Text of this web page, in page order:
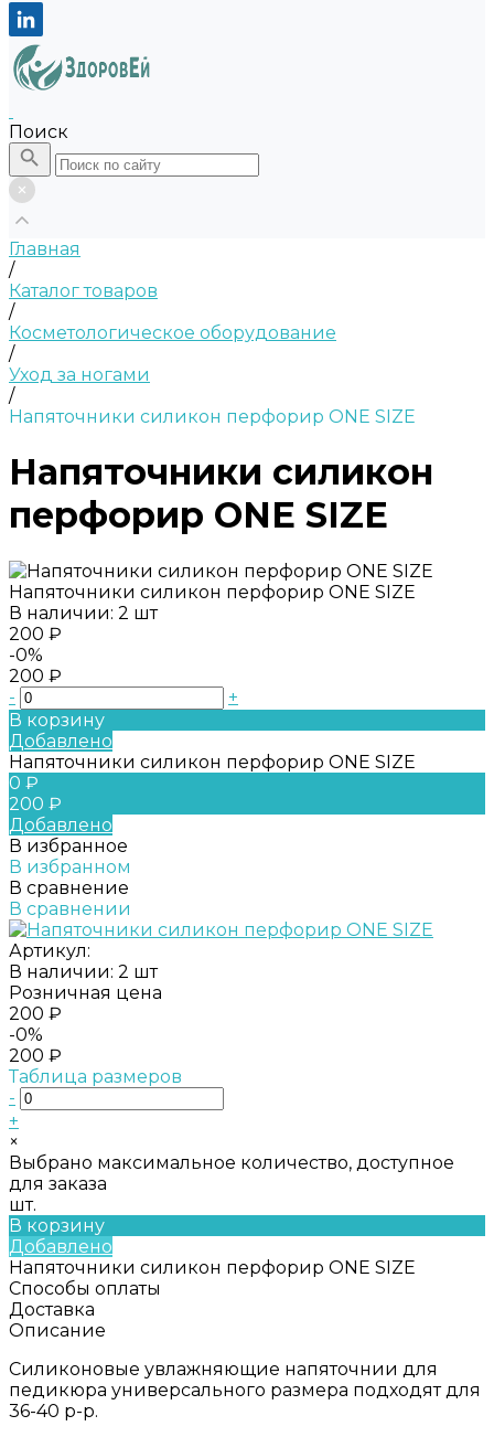
Поиск
Главная
/
Каталог товаров
/
Косметологическое оборудование
/
Уход за ногами
/
Напяточники силикон перфорир ONE SIZE
Напяточники силикон
перфорир ONE SIZE
Напяточники силикон перфорир ONE SIZE
В наличии: 2 шт
200 ₽
-0%
200 ₽
-
+
В корзину
Добавлено
Напяточники силикон перфорир ONE SIZE
0 ₽
200 ₽
Добавлено
В избранное
В избранном
В сравнение
В сравнении
Артикул:
В наличии: 2 шт
Розничная цена
200 ₽
-0%
200 ₽
Таблица размеров
-
+
×
Выбрано максимальное количество, доступное
для заказа
шт.
В корзину
Добавлено
Напяточники силикон перфорир ONE SIZE
Способы оплаты
Доставка
Описание
Силиконовые увлажняющие напяточнии для
педикюра универсального размера подходят для
36-40 р-р.